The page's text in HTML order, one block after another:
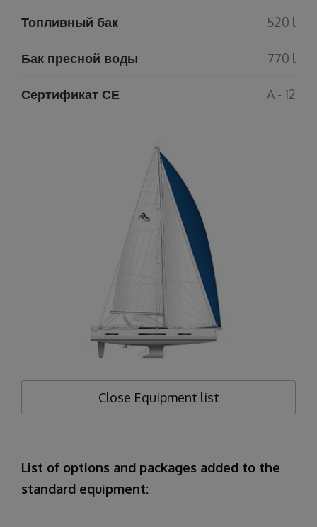
Топливный бак 520 l
Бак пресной воды 770 l
Сертификат СЕ A - 12
Close Equipment list
List of options and packages added to the
standard equipment: